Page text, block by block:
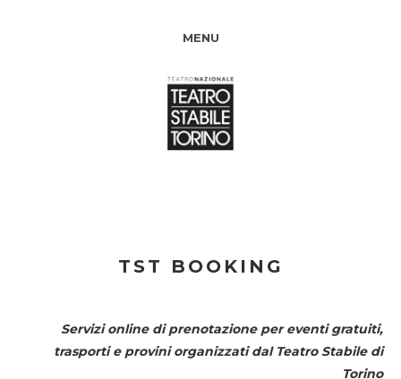
MENU
TST BOOKING
Servizi online di prenotazione per eventi gratuiti,
trasporti e provini organizzati dal Teatro Stabile di
Torino